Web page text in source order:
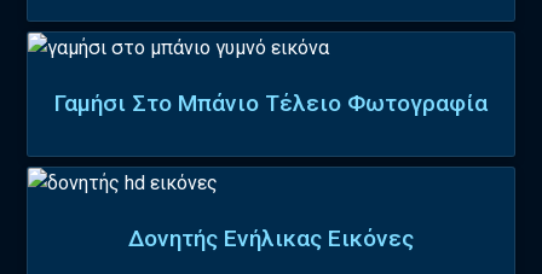
Γαμήσι Στο Μπάνιο Τέλειο Φωτογραφία
Δονητής Ενήλικας Εικόνες